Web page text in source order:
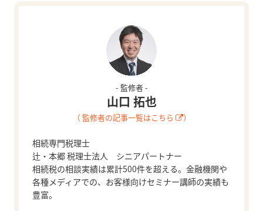
- 監修者 -
山口 拓也
（ 監修者の記事一覧はこちら ）
相続専門税理士
辻・本郷 税理士法人 シニアパートナー
相続税の相談実績は累計500件を超える。金融機関や
各種メディアでの、お客様向けセミナー講師の実績も
豊富。